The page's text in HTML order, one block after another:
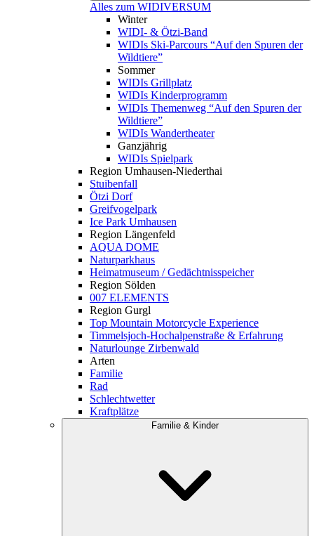
Alles zum WIDIVERSUM
Winter
WIDI- & Ötzi-Band
WIDIs Ski-Parcours “Auf den Spuren der
Wildtiere”
Sommer
WIDIs Grillplatz
WIDIs Kinderprogramm
WIDIs Themenweg “Auf den Spuren der
Wildtiere”
WIDIs Wandertheater
Ganzjährig
WIDIs Spielpark
Region Umhausen-Niederthai
Stuibenfall
Ötzi Dorf
Greifvogelpark
Ice Park Umhausen
Region Längenfeld
AQUA DOME
Naturparkhaus
Heimatmuseum / Gedächtnisspeicher
Region Sölden
007 ELEMENTS
Region Gurgl
Top Mountain Motorcycle Experience
Timmelsjoch-Hochalpenstraße & Erfahrung
Naturlounge Zirbenwald
Arten
Familie
Rad
Schlechtwetter
Kraftplätze
Familie & Kinder